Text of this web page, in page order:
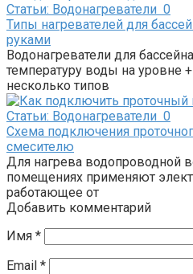
Статьи: Водонагреватели 0
Типы нагревателей для
руками
Водонагреватели для
температуру воды на уровне
несколько типов
Статьи: Водонагреватели 0
Схема подключения
смесителю
Для нагрева
помещениях применяют
работающее от
Добавить комментарий
Имя *
Email *